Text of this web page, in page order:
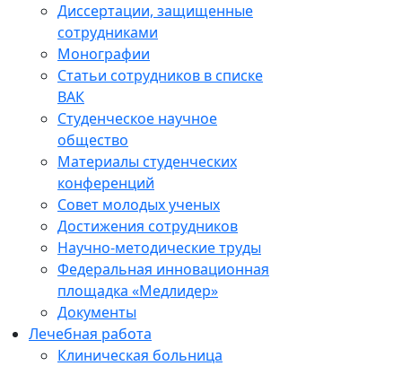
Диссертации, защищенные
сотрудниками
Монографии
Статьи сотрудников в списке
ВАК
Студенческое научное
общество
Материалы студенческих
конференций
Совет молодых ученых
Достижения сотрудников
Научно-методические труды
Федеральная инновационная
площадка «Медлидер»
Документы
Лечебная работа
Клиническая больница